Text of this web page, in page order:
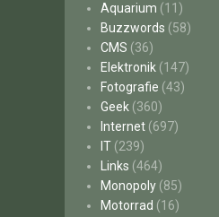
Aquarium (11)
Buzzwords (58)
CMS (36)
Elektronik (147)
Fotografie (43)
Geek (360)
Internet (697)
IT (239)
Links (464)
Monopoly (85)
Motorrad (16)